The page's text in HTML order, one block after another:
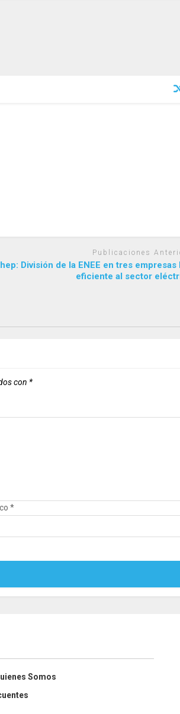
Publicaciones
División de la ENEE en tres empresas
eficiente al sector
con *
*
Somos